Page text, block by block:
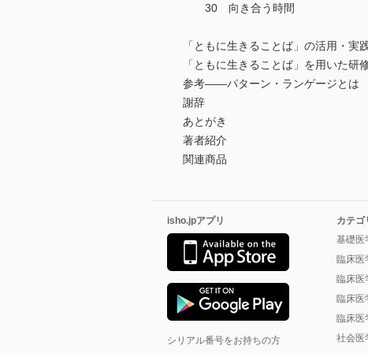
30 向き合う時間
「ともに生きることば」の活用・実
「ともに生きることば」を用いた研
参考――パターン・ランゲージとは
謝辞
あとがき
著者紹介
関連商品
isho.jpアプリ
シリアル番号をお持ちの方
カテゴ
基礎医
臨床医
臨床医
臨床医
臨床医
社会医